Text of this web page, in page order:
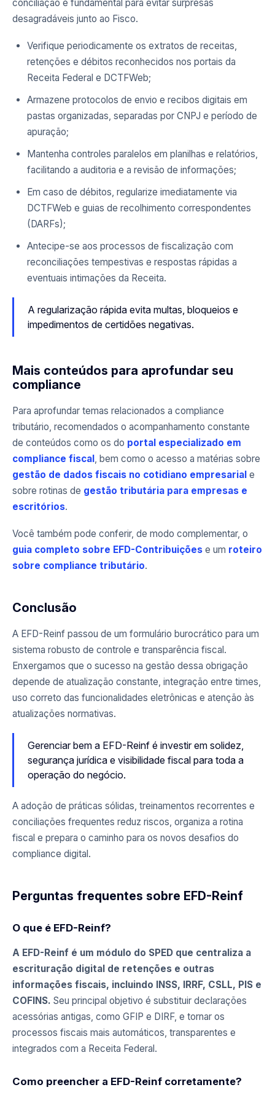
conciliação é fundamental para evitar surpresas
desagradáveis junto ao Fisco.
Verifique periodicamente os extratos de receitas,
retenções e débitos reconhecidos nos portais da
Receita Federal e DCTFWeb;
Armazene protocolos de envio e recibos digitais em
pastas organizadas, separadas por CNPJ e período de
apuração;
Mantenha controles paralelos em planilhas e relatórios,
facilitando a auditoria e a revisão de informações;
Em caso de débitos, regularize imediatamente via
DCTFWeb e guias de recolhimento correspondentes
(DARFs);
Antecipe-se aos processos de fiscalização com
reconciliações tempestivas e respostas rápidas a
eventuais intimações da Receita.
A regularização rápida evita multas, bloqueios e
impedimentos de certidões negativas.
Mais conteúdos para aprofundar seu
compliance
Para aprofundar temas relacionados a compliance
tributário, recomendados o acompanhamento constante
de conteúdos como os do portal especializado em
compliance fiscal , bem como o acesso a matérias sobre
gestão de dados fiscais no cotidiano empresarial e
sobre rotinas de gestão tributária para empresas e
escritórios.
Você também pode conferir, de modo complementar, o
guia completo sobre EFD-Contribuições e um roteiro
sobre compliance tributário.
Conclusão
A EFD-Reinf passou de um formulário burocrático para um
sistema robusto de controle e transparência fiscal.
Enxergamos que o sucesso na gestão dessa obrigação
depende de atualização constante, integração entre times,
uso correto das funcionalidades eletrônicas e atenção às
atualizações normativas.
Gerenciar bem a EFD-Reinf é investir em solidez,
segurança jurídica e visibilidade fiscal para toda a
operação do negócio.
A adoção de práticas sólidas, treinamentos recorrentes e
conciliações frequentes reduz riscos, organiza a rotina
fiscal e prepara o caminho para os novos desafios do
compliance digital.
Perguntas frequentes sobre EFD-Reinf
O que é EFD-Reinf?
A EFD-Reinf é um módulo do SPED que centraliza a
escrituração digital de retenções e outras
informações fiscais, incluindo INSS, IRRF, CSLL, PIS e
COFINS. Seu principal objetivo é substituir declarações
acessórias antigas, como GFIP e DIRF, e tornar os
processos fiscais mais automáticos, transparentes e
integrados com a Receita Federal.
Como preencher a EFD-Reinf corretamente?